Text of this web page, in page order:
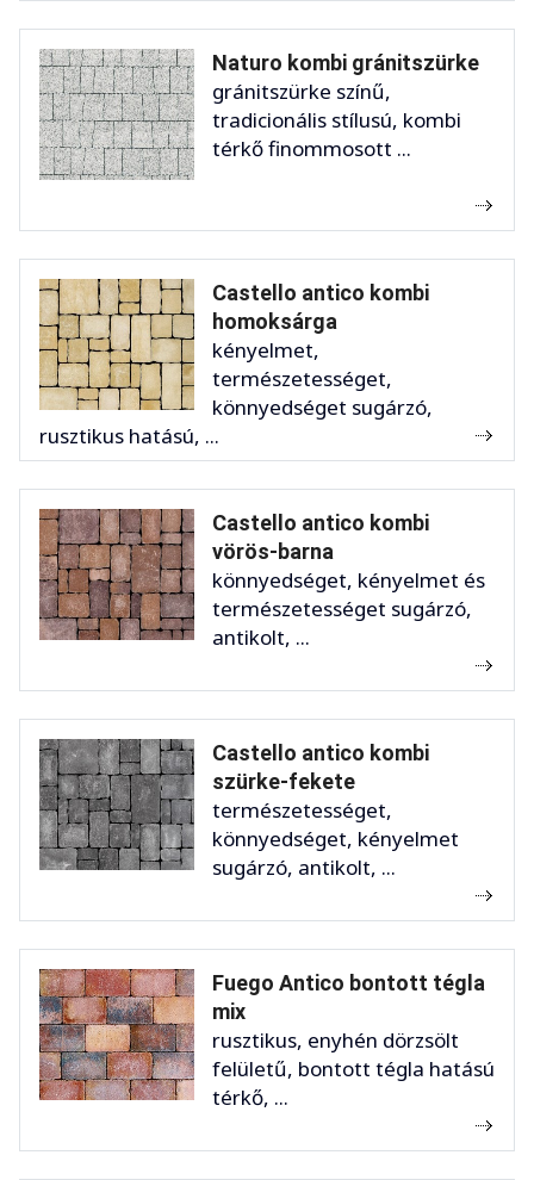
Naturo kombi gránitszürke
gránitszürke színű,
tradicionális stílusú, kombi
térkő finommosott ...
Castello antico kombi
homoksárga
kényelmet,
természetességet,
könnyedséget sugárzó,
rusztikus hatású, ...
Castello antico kombi
vörös-barna
könnyedséget, kényelmet és
természetességet sugárzó,
antikolt, ...
Castello antico kombi
szürke-fekete
természetességet,
könnyedséget, kényelmet
sugárzó, antikolt, ...
Fuego Antico bontott tégla
mix
rusztikus, enyhén dörzsölt
felületű, bontott tégla hatású
térkő, ...